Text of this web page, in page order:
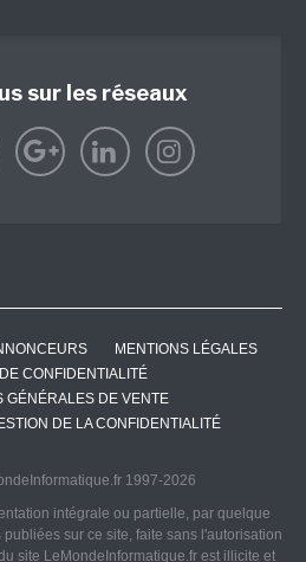
sur les réseaux
MENTIONS LÉGALES
CONFIDENTIALITÉ
GÉNÉRALES DE VENTE
DE LA CONFIDENTIALITÉ
1997-2026
intégrale ou partielle, par quelque
sur ce site, faite sans l'autorisation
site LeMondeInformatique.fr est illicite et